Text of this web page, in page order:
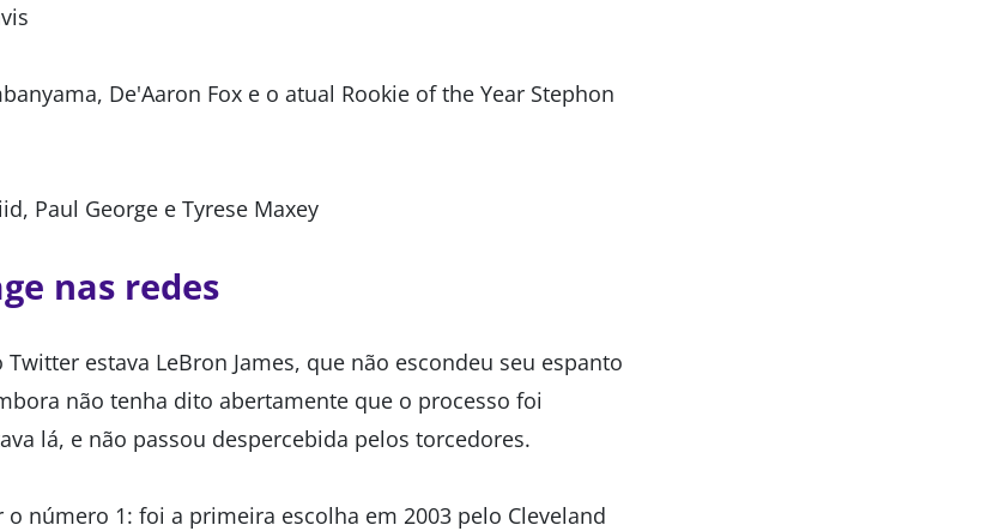
De'Aaron Fox e o atual Rookie of the Year Stephon
Paul George e Tyrese Maxey
nas redes
estava LeBron James, que não escondeu seu espanto
não tenha dito abertamente que o processo foi
lá, e não passou despercebida pelos torcedores.
o número 1: foi a primeira escolha em 2003 pelo Cleveland